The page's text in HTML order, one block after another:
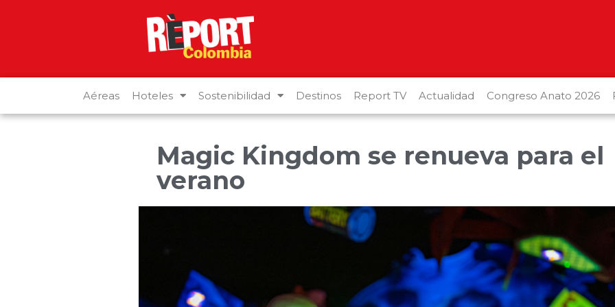
Aéreas Hoteles Sostenibilidad Destinos Report TV Actualidad Congreso Anato 2026
Magic Kingdom se renueva para el
verano